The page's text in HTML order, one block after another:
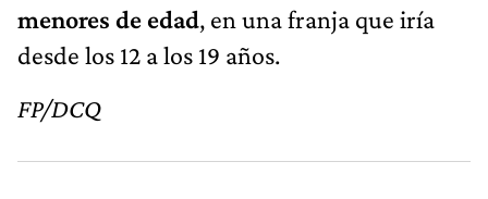
menores de edad, en una franja que iría
desde los 12 a los 19 años.
FP/DCQ